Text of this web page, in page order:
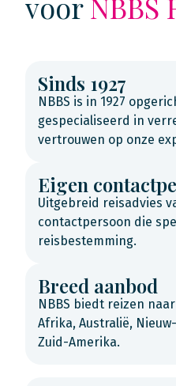
Sinds 1927
NBBS is in 1927
gespecialiseerd in
vertrouwen op onze
Eigen
Uitgebreid reisadvies
contactpersoon die
reisbestemming.
Breed aanbod
NBBS biedt reizen
Afrika, Australië,
Zuid-Amerika.